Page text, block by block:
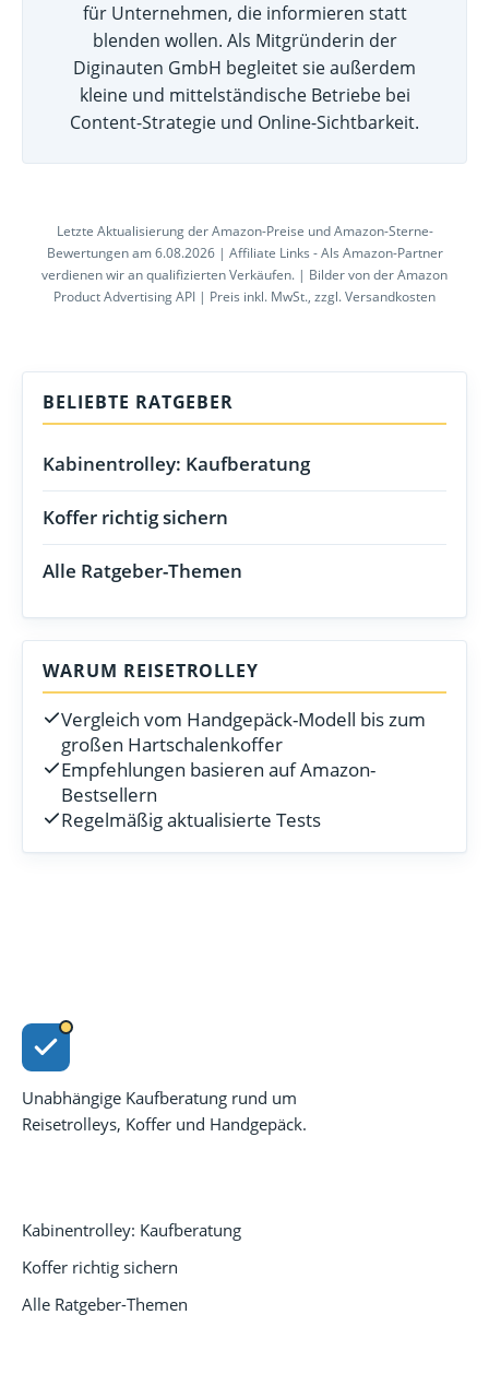
für Unternehmen, die informieren statt
blenden wollen. Als Mitgründerin der
Diginauten GmbH begleitet sie außerdem
kleine und mittelständische Betriebe bei
Content-Strategie und Online-Sichtbarkeit.
Letzte Aktualisierung der Amazon-Preise und Amazon-Sterne-
Bewertungen am 6.08.2026 | Affiliate Links - Als Amazon-Partner
verdienen wir an qualifizierten Verkäufen. | Bilder von der Amazon
Product Advertising API | Preis inkl. MwSt., zzgl. Versandkosten
BELIEBTE RATGEBER
Kabinentrolley: Kaufberatung
Koffer richtig sichern
Alle Ratgeber-Themen
WARUM REISETROLLEY
Vergleich vom Handgepäck-Modell bis zum
großen Hartschalenkoffer
Empfehlungen basieren auf Amazon-
Bestsellern
Regelmäßig aktualisierte Tests
Unabhängige Kaufberatung rund um
Reisetrolleys, Koffer und Handgepäck.
Kabinentrolley: Kaufberatung
Koffer richtig sichern
Alle Ratgeber-Themen